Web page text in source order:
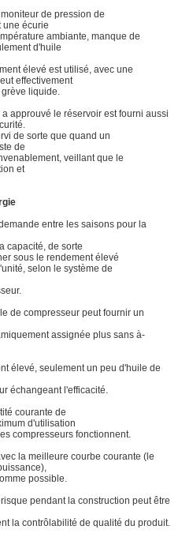
de pression de
une écurie
ambiante, manque de
d'huile
élevé est utilisé, avec une
effectivement
liquide.
approuvé le réservoir est fourni aussi
de sorte que quand un
de
veillant que le
et
entre les saisons pour la
capacité, de sorte
sous le rendement élevé
selon le système de
de compresseur peut fournir un
assignée plus sans à-
élevé, seulement un peu d'huile de
échangeant l'efficacité.
courante de
d'utilisation
compresseurs fonctionnent.
la meilleure courbe courante (le
possible.
pendant la construction peut être
la contrôlabilité de qualité du produit.